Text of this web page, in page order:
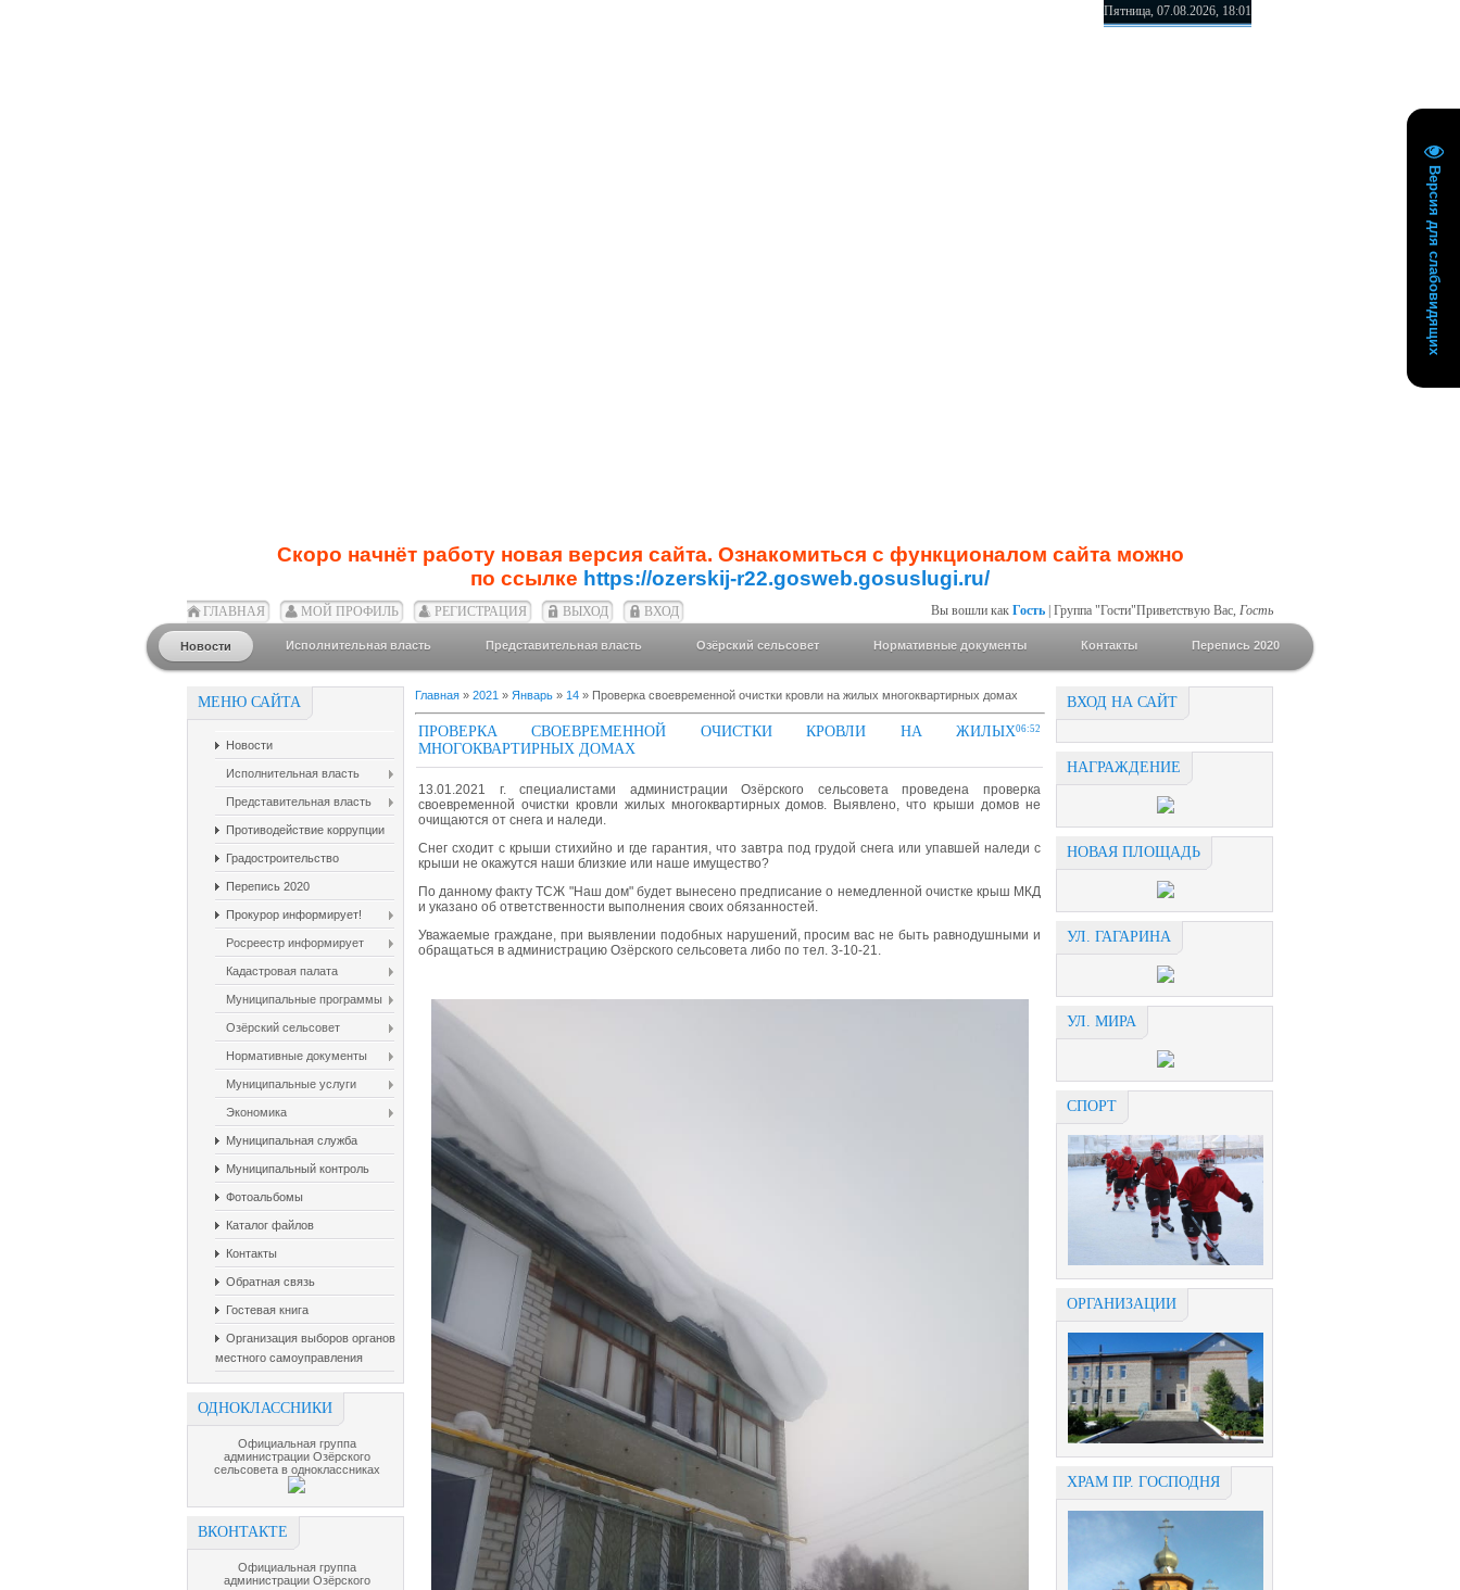
Версия для слабовидящих
Пятница, 07.08.2026, 18:01
Скоро начнёт работу новая версия сайта. Ознакомиться с функционалом сайта можно
по ссылке https://ozerskij-r22.gosweb.gosuslugi.ru/
ГЛАВНАЯ МОЙ ПРОФИЛЬ РЕГИСТРАЦИЯ ВЫХОД ВХОД Вы вошли как Гость Группа "Гости"Приветствую Вас, Гость
Новости Исполнительная власть Представительная власть Озёрский сельсовет Нормативные документы Контакты Перепись 2020
МЕНЮ САЙТА
Новости
Исполнительная власть
Представительная власть
Противодействие коррупции
Градостроительство
Перепись 2020
Прокурор информирует!
Росреестр информирует
Кадастровая палата
Муниципальные программы
Озёрский сельсовет
Нормативные документы
Муниципальные услуги
Экономика
Муниципальная служба
Муниципальный контроль
Фотоальбомы
Каталог файлов
Контакты
Обратная связь
Гостевая книга
Организация выборов органов
местного самоуправления
ОДНОКЛАССНИКИ
Официальная группа
администрации Озёрского
сельсовета в одноклассниках
ВКОНТАКТЕ
Официальная группа
администрации Озёрского
ВХОД НА САЙТ
НАГРАЖДЕНИЕ
НОВАЯ ПЛОЩАДЬ
УЛ. ГАГАРИНА
УЛ. МИРА
СПОРТ
ОРГАНИЗАЦИИ
ХРАМ ПР. ГОСПОДНЯ
Главная » 2021 » Январь » 14 » Проверка своевременной очистки кровли на жилых многоквартирных домах
06:52
ПРОВЕРКА СВОЕВРЕМЕННОЙ ОЧИСТКИ КРОВЛИ НА ЖИЛЫХ
МНОГОКВАРТИРНЫХ ДОМАХ
13.01.2021 г. специалистами администрации Озёрского сельсовета проведена проверка
своевременной очистки кровли жилых многоквартирных домов. Выявлено, что крыши домов не
очищаются от снега и наледи.
Снег сходит с крыши стихийно и где гарантия, что завтра под грудой снега или упавшей наледи с
крыши не окажутся наши близкие или наше имущество?
По данному факту ТСЖ "Наш дом" будет вынесено предписание о немедленной очистке крыш МКД
и указано об ответственности выполнения своих обязанностей.
Уважаемые граждане, при выявлении подобных нарушений, просим вас не быть равнодушными и
обращаться в администрацию Озёрского сельсовета либо по тел. 3-10-21.